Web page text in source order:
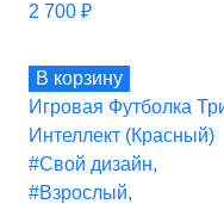
2 700 ₽
В корзину
Игровая Футболка
Интеллект (Красный)
#Свой дизайн,
#Взрослый,